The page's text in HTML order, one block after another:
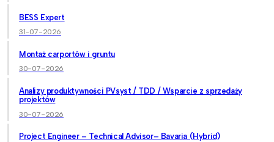
BESS Expert
31-07-2026
Montaż carportów i gruntu
30-07-2026
Analizy produktywności PVsyst / TDD / Wsparcie z sprzedaży
projektów
30-07-2026
Project Engineer – Technical Advisor– Bavaria (Hybrid)